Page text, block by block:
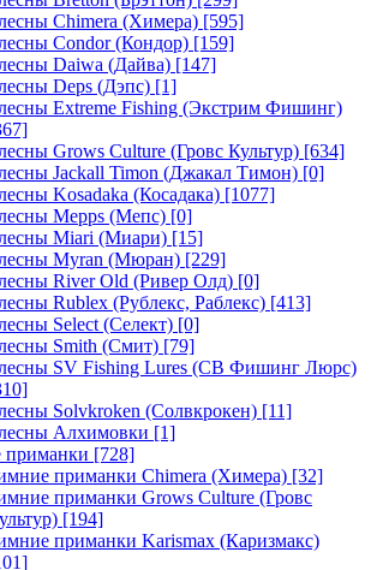
Chimera (Химера) [595]
Condor (Кондор) [159]
Daiwa (Дайва) [147]
Deps (Дэпс) [1]
Extreme Fishing (Экстрим Фишинг)
Grows Culture (Гровс Культур) [634]
Jackall Timon (Джакал Тимон) [0]
Kosadaka (Косадака) [1077]
Mepps (Мепс) [0]
Miari (Миари) [15]
Myran (Мюран) [229]
River Old (Ривер Олд) [0]
Rublex (Рублекс, Раблекс) [413]
Select (Селект) [0]
Smith (Смит) [79]
SV Fishing Lures (СВ Фишинг Люрс)
Solvkroken (Солвкрокен) [11]
Алхимовки [1]
приманки [728]
приманки Chimera (Химера) [32]
приманки Grows Culture (Гровс
[194]
приманки Karismax (Каризмакс)